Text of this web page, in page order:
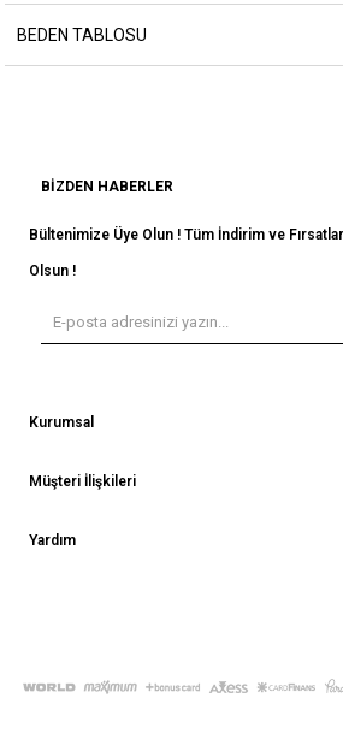
BEDEN TABLOSU
BIZDEN HABERLER
Bültenimize Üye Olun ! Tüm İndirim ve
Olsun !
Kurumsal
Müşteri İlişkileri
Yardım